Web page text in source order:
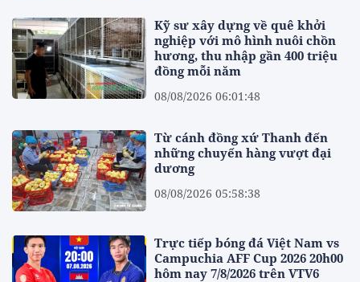
Kỹ sư xây dựng về quê khởi
nghiệp với mô hình nuôi chồn
hương, thu nhập gần 400 triệu
đồng mỗi năm
08/08/2026 06:01:48
Từ cánh đồng xứ Thanh đến
những chuyến hàng vượt đại
dương
08/08/2026 05:58:38
Trực tiếp bóng đá Việt Nam vs
Campuchia AFF Cup 2026 20h00
hôm nay 7/8/2026 trên VTV6